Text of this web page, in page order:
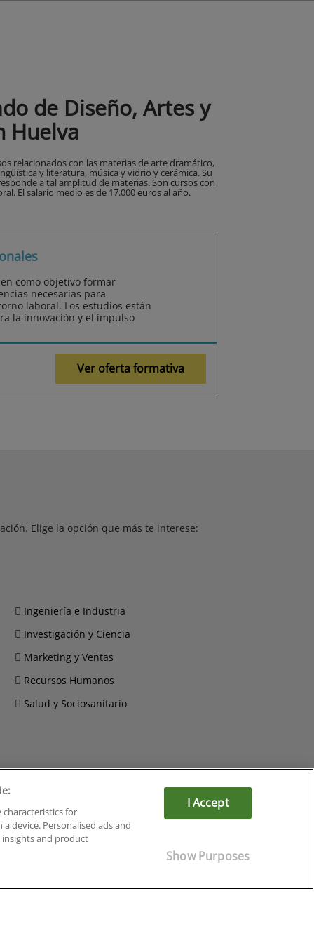
de Diseño, Artes y
Huelva
relacionados con las materias de arte dramático,
y literatura, música y vidrio y cerámica. Su
a tal amplitud de materias. Son cursos con
El salario medio es de 17.000 euros al año.
como objetivo formar
necesarias para
laboral. Los estudios están
la innovación y el impulso
Ver oferta formativa
Elige la opción que más te interese:
Ingeniería e Industria
Investigación y Ciencia
Marketing y Ventas
Recursos Humanos
Salud y Sociosanitario
Cursos en Tarragona
Cursos en Tenerife
Cursos en Toledo
Cursos en Zaragoza
characteristics for
device. Personalised ads and
and product
I Accept
Show Purposes